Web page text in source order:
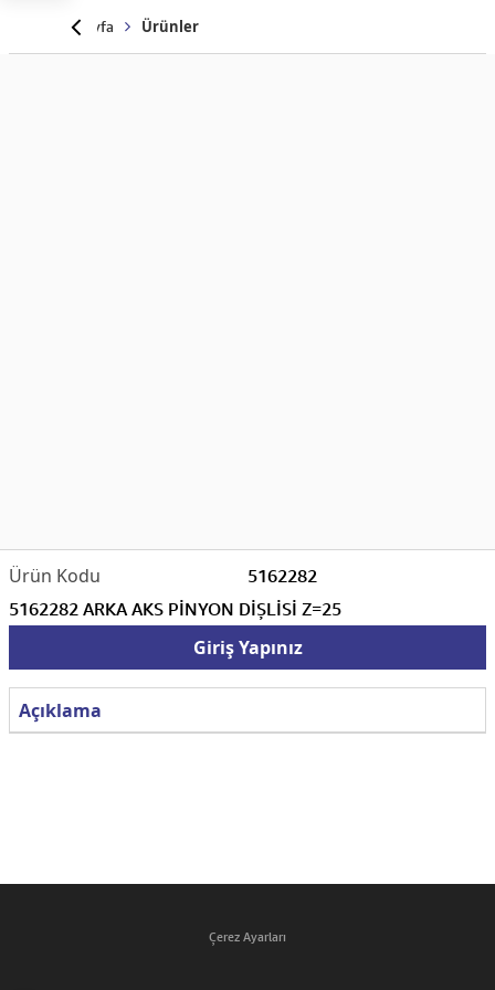
Anasayfa Ürünler
5162282
5162282 ARKA AKS PİNYON DİŞLİSİ Z=25
Giriş Yapınız
Açıklama
Çerez Ayarları